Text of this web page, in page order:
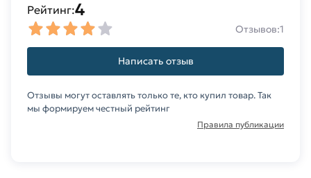
Условия доставки и цены на товар Профнастил
С-21 синий 2000х1051х0,4 мм (Ral 5005) из
Окрашенный профнастил
действительны в Москве и области. Наши
профессиональные менеджеры обработают
заказ и свяжутся с Вами для согласования
условий доставки или самовывоза.
Рейтинг:4
Отзывов:1
Написать отзыв
Отзывы могут оставлять только те, кто купил товар. Так
мы формируем честный рейтинг
Правила публикации